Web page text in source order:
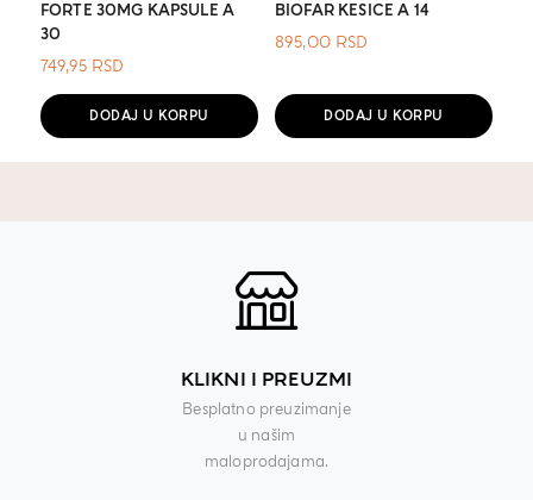
FORTE 30MG KAPSULE A
30
749,95 RSD
DODAJ U KORPU
BIOFAR KESICE A 14
895,00 RSD
DODAJ U KORPU
KLIKNI I PREUZMI
Besplatno preuzimanje
u našim
maloprodajama.